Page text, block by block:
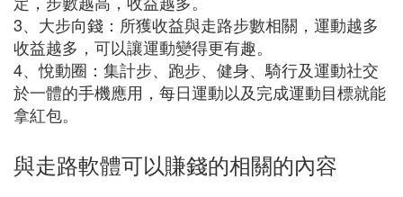
3、大步向錢：所獲收益與走路步數相關，運動越多
收益越多，可以讓運動變得更有趣。
4、悅動圈：集計步、跑步、健身、騎行及運動社交
於一體的手機應用，每日運動以及完成運動目標就能
拿紅包。
與走路軟體可以賺錢的相關的內容